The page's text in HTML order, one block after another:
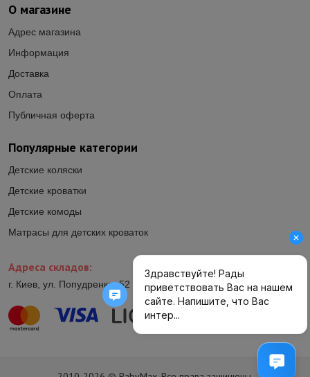
Популярные категории
Детские коляски
Детские кроватки
Детские комоды
Матрасы для детских кроваток
О магазине
Адрес магазина
Информация
Доставка
Оплата
Публичная оферта
Адреса складов:
г. Киев, ул. Попудренко, 52 (ул.Гетьмана Павла Полуботка, 52)